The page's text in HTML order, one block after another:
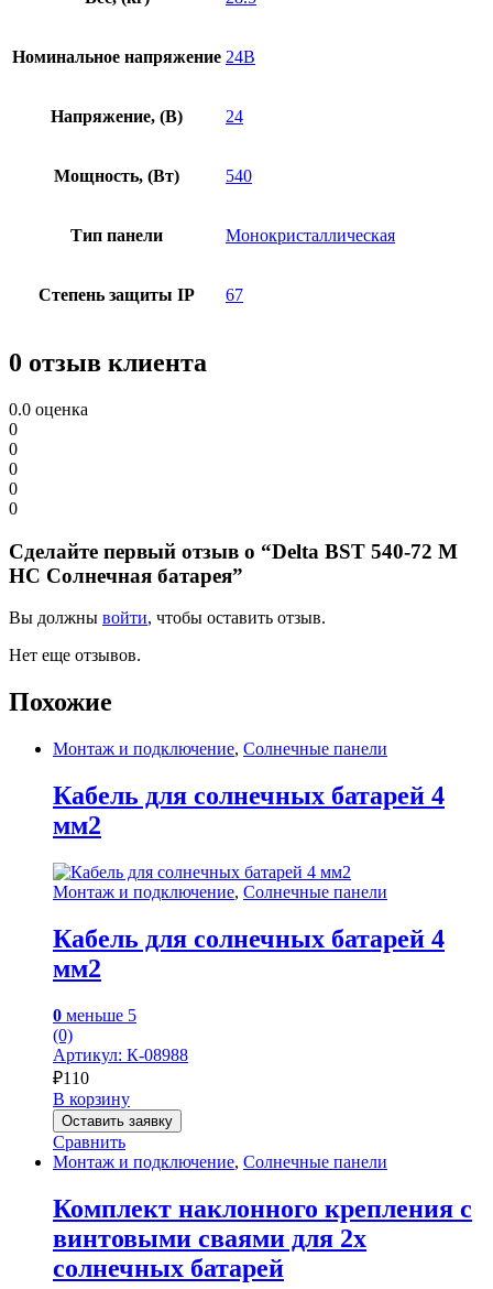
Номинальное напряжение 24В
Напряжение, (В) 24
Мощность, (Вт) 540
Тип панели Монокристаллическая
Степень защиты IP 67
0 отзыв клиента
0.0 оценка
0
0
0
0
0
Сделайте первый отзыв о “Delta BST 540-72 M
HC Солнечная батарея”
Вы должны войти, чтобы оставить отзыв.
Нет еще отзывов.
Похожие
Монтаж и подключение, Солнечные панели
Кабель для солнечных батарей 4
мм2
Монтаж и подключение, Солнечные панели
Кабель для солнечных батарей 4
мм2
0 меньше 5
(0)
Артикул: К-08988
₽110
В корзину
Оставить заявку
Сравнить
Монтаж и подключение, Солнечные панели
Комплект наклонного крепления с
винтовыми сваями для 2х
солнечных батарей